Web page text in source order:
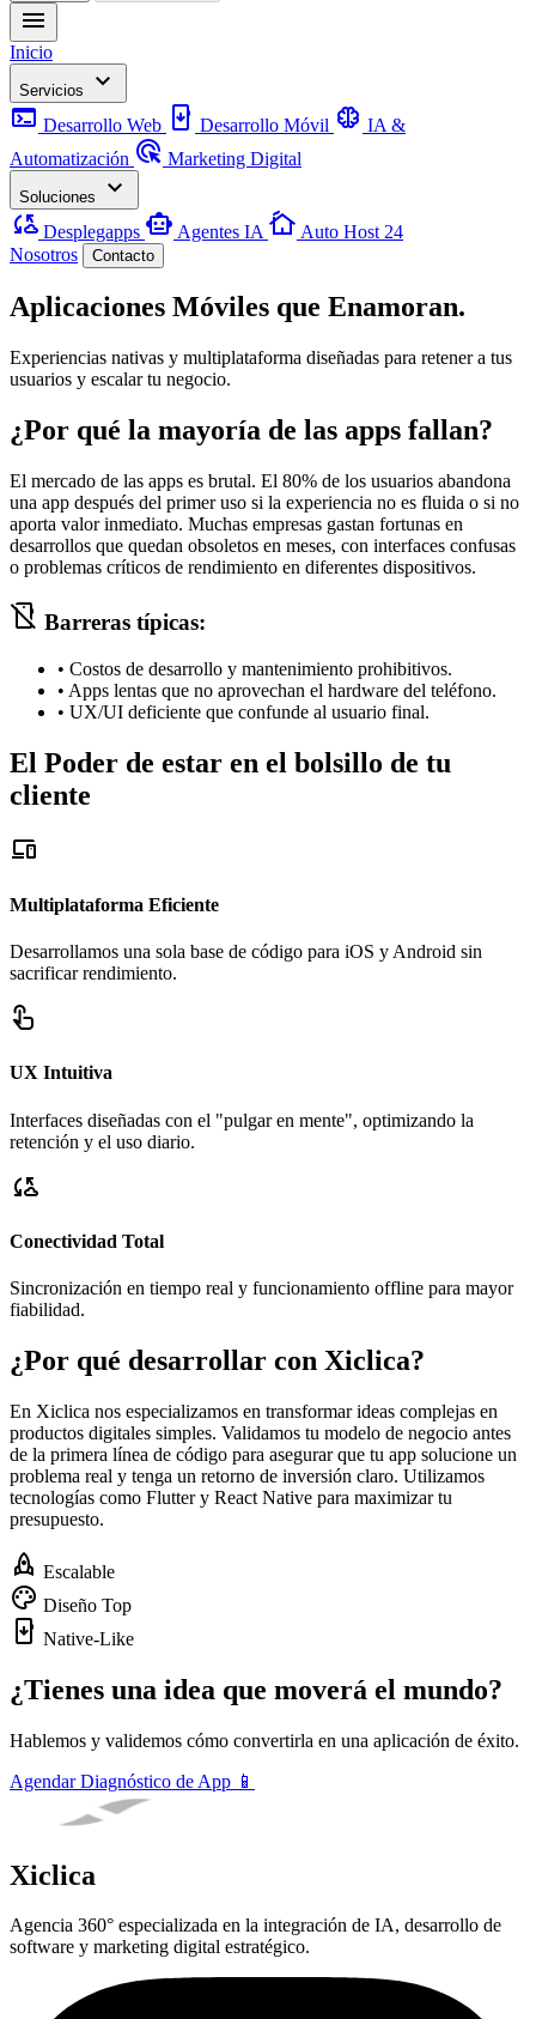
menu
Inicio
Servicios
keyboard_arrow_down
terminal Desarrollo Web install_mobile Desarrollo Móvil neurology IA &
Automatización ads_click Marketing Digital
Soluciones
keyboard_arrow_down
cloud_sync Desplegapps smart_toy Agentes IA cottage Auto Host 24
Nosotros
Contacto
Aplicaciones Móviles que Enamoran.
Experiencias nativas y multiplataforma diseñadas para retener a tus
usuarios y escalar tu negocio.
¿Por qué la mayoría de las apps fallan?
El mercado de las apps es brutal. El 80% de los usuarios abandona
una app después del primer uso si la experiencia no es fluida o si no
aporta valor inmediato. Muchas empresas gastan fortunas en
desarrollos que quedan obsoletos en meses, con interfaces confusas
o problemas críticos de rendimiento en diferentes dispositivos.
mobile_off Barreras típicas:
• Costos de desarrollo y mantenimiento prohibitivos.
• Apps lentas que no aprovechan el hardware del teléfono.
• UX/UI deficiente que confunde al usuario final.
El Poder de estar en el bolsillo de tu
cliente
devices
Multiplataforma Eficiente
Desarrollamos una sola base de código para iOS y Android sin
sacrificar rendimiento.
touch_app
UX Intuitiva
Interfaces diseñadas con el "pulgar en mente", optimizando la
retención y el uso diario.
cloud_sync
Conectividad Total
Sincronización en tiempo real y funcionamiento offline para mayor
fiabilidad.
¿Por qué desarrollar con Xiclica?
En Xiclica nos especializamos en transformar ideas complejas en
productos digitales simples. Validamos tu modelo de negocio antes
de la primera línea de código para asegurar que tu app solucione un
problema real y tenga un retorno de inversión claro. Utilizamos
tecnologías como Flutter y React Native para maximizar tu
presupuesto.
rocket Escalable
palette Diseño Top
install_mobile Native-Like
¿Tienes una idea que moverá el mundo?
Hablemos y validemos cómo convertirla en una aplicación de éxito.
Agendar Diagnóstico de App 📱
Xiclica
Agencia 360° especializada en la integración de IA, desarrollo de
software y marketing digital estratégico.